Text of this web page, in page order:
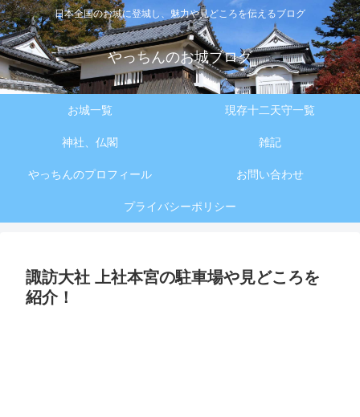
日本全国のお城に登城し、魅力や見どころを伝えるブログ
やっちんのお城ブログ
お城一覧 現存十二天守一覧
神社、仏閣 雑記
やっちんのプロフィール お問い合わせ
プライバシーポリシー
諏訪大社 上社本宮の駐車場や見どころを
紹介！